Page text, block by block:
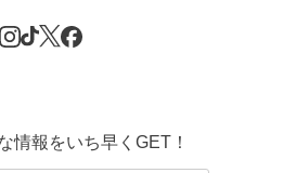
情報をいち早くGET！